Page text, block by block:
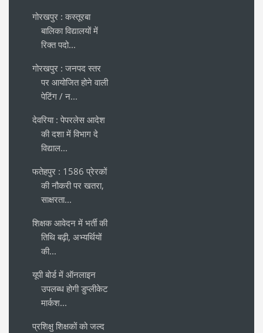
गोरखपुर : कस्तूरबा
बालिका विद्यालयों में
रिक्त पदो...
गोरखपुर : जनपद स्तर
पर आयोजित होने वाली
पेटिंग / न...
देवरिया : पेपरलेस आदेश
की दशा में विभाग दे
विद्याल...
फतेहपुर : 1586 प्रेरकों
की नौकरी पर खतरा,
साक्षरता...
शिक्षक आवेदन में भर्ती की
तिथि बढ़ी, अभ्यर्थियों
की...
यूपी बोर्ड में ऑनलाइन
उपलब्ध होगी डुप्लीकेट
मार्कश...
प्रशिक्षु शिक्षकों को जल्द